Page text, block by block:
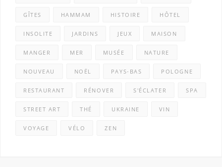
GÎTES HAMMAM HISTOIRE HÔTEL
INSOLITE JARDINS JEUX MAISON
MANGER MER MUSÉE NATURE
NOUVEAU NOËL PAYS-BAS POLOGNE
RESTAURANT RÉNOVER S'ÉCLATER SPA
STREET ART THÉ UKRAINE VIN
VOYAGE VÉLO ZEN